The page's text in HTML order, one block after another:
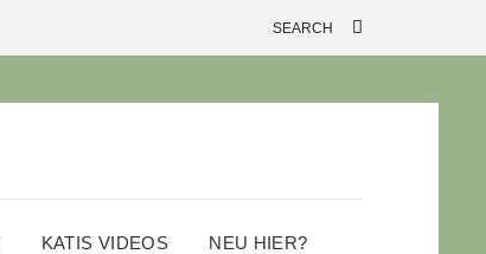
KATIS VIDEOS NEU HIER?